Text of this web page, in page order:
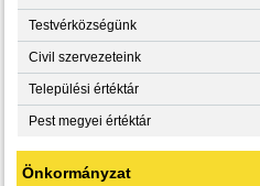
Testvérközségünk
Civil szervezeteink
Települési értéktár
Pest megyei értéktár
Önkormányzat